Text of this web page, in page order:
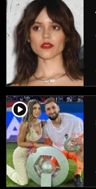
player2